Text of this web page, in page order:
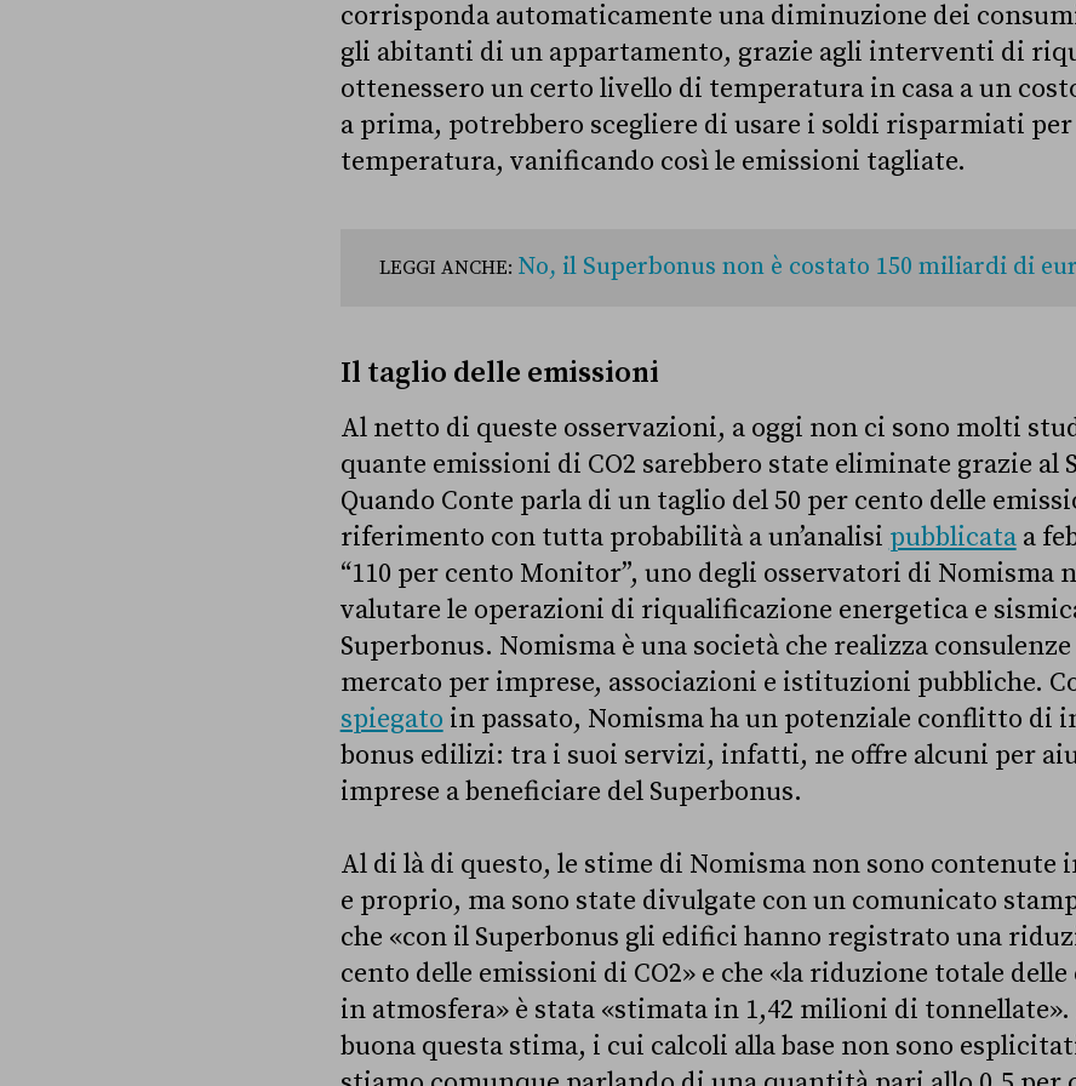
corrisponda automaticamente una diminuzione dei
gli abitanti di un appartamento, grazie agli interventi di
ottenessero un certo livello di temperatura in casa a un
a prima, potrebbero scegliere di usare i soldi risparmiati per
temperatura, vanificando così le emissioni tagliate.
LEGGI ANCHE: No, il Superbonus non è costato 150 miliardi di
Il taglio delle emissioni
Al netto di queste osservazioni, a oggi non ci sono molti
quante emissioni di CO2 sarebbero state eliminate grazie al
Quando Conte parla di un taglio del 50 per cento delle
riferimento con tutta probabilità a un’analisi pubblicataa
“110 per cento Monitor”, uno degli osservatori di Nomisma
valutare le operazioni di riqualificazione energetica e
Superbonus. Nomisma è una società che realizza
mercato per imprese, associazioni e istituzioni pubbliche.
spiegato in passato, Nomisma ha un potenziale conflitto di
bonus edilizi: tra i suoi servizi, infatti, ne offre alcuni per
imprese a beneficiare del Superbonus.
Al di là di questo, le stime di Nomisma non sono contenute
e proprio, ma sono state divulgate con un comunicato
che «con il Superbonus gli edifici hanno registrato una
cento delle emissioni di CO2» e che «la riduzione totale
in atmosfera» è stata «stimata in 1,42 milioni di
buona questa stima, i cui calcoli alla base non sono